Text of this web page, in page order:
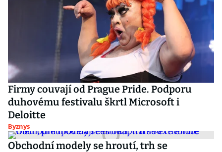
Firmy couvají od Prague Pride. Podporu
duhovému festivalu škrtl Microsoft i
Deloitte
Byznys
Obchodní modely se hroutí, trh se